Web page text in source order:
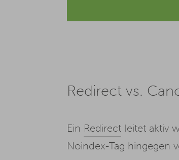
Redirect vs.
Ein Redirect leitet aktiv
Noindex-Tag hingegen